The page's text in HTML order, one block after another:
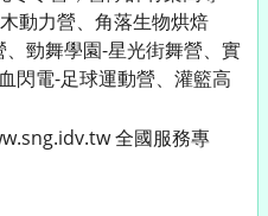
動力營、角落生物烘焙
勁舞學園-星光街舞營、實
閃電-足球運動營、灌籃高
全國服務專